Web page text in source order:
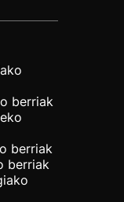
berriak
berriak
berriak